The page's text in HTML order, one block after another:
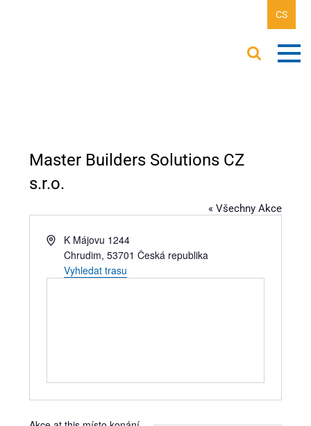
CS
Master Builders Solutions CZ
s.r.o.
« Všechny Akce
AdresaK Májovu 1244
Chrudim, 53701 Česká republika
Vyhledat trasu